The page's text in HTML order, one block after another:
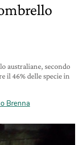
australiane, secondo
il 46% delle specie in
Brenna